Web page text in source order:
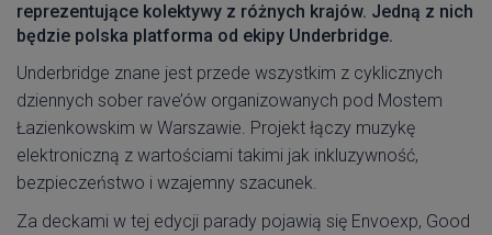
reprezentujące kolektywy z różnych krajów. Jedną z nich
będzie polska platforma od ekipy Underbridge.
Underbridge znane jest przede wszystkim z cyklicznych
dziennych sober rave’ów organizowanych pod Mostem
Łazienkowskim w Warszawie. Projekt łączy muzykę
elektroniczną z wartościami takimi jak inkluzywność,
bezpieczeństwo i wzajemny szacunek.
Za deckami w tej edycji parady pojawią się Envoexp, Good